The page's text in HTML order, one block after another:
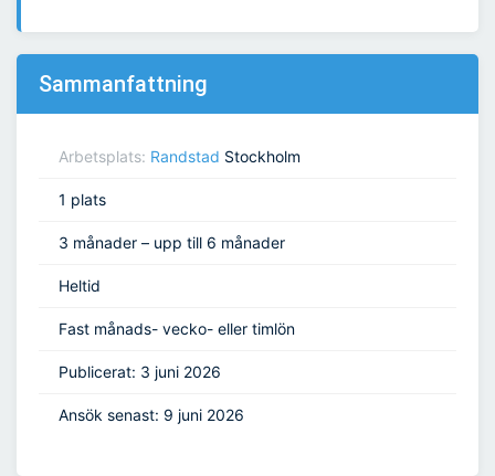
Sammanfattning
Arbetsplats: Randstad Stockholm
1 plats
3 månader – upp till 6 månader
Heltid
Fast månads- vecko- eller timlön
Publicerat: 3 juni 2026
Ansök senast: 9 juni 2026